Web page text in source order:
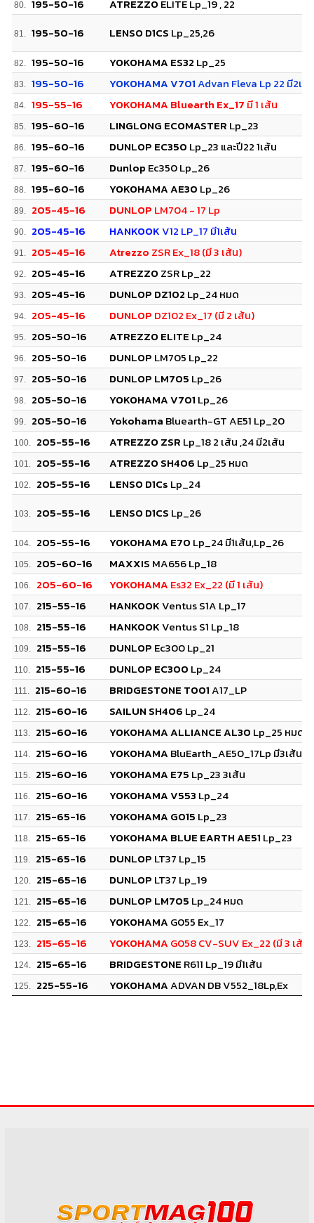
80. 195-50-16 ATREZZO ELITE Lp_19 , 22
81. 195-50-16 LENSO D1CS Lp_25,26
82. 195-50-16 YOKOHAMA ES32 Lp_25
83. 195-50-16 YOKOHAMA V701Advan Fleva Lp 22 มี2เส้
84. 195-55-16 YOKOHAMA Bluearth Ex_17 มี 1 เส้น
85. 195-60-16 LINGLONG ECOMASTER Lp_23
86. 195-60-16 DUNLOP EC350 Lp_23 และปี22 1เส้น
87. 195-60-16 Dunlop Ec350 Lp_26
88. 195-60-16 YOKOHAMA AE30 Lp_26
89. 205-45-16 DUNLOP LM704 - 17 Lp
90. 205-45-16 HANKOOKV12 LP_17 มี1เส้น
91. 205-45-16 Atrezzo ZSR Ex_18 (มี 3 เส้น)
92. 205-45-16 ATREZZO ZSR Lp_22
93. 205-45-16 DUNLOP DZ102 Lp_24 หมด
94. 205-45-16 DUNLOP DZ102 Ex_17 (มี 2 เส้น)
95. 205-50-16 ATREZZO ELITE Lp_24
96. 205-50-16 DUNLOP LM705 Lp_22
97. 205-50-16 DUNLOP LM705 Lp_26
98. 205-50-16 YOKOHAMA V701 Lp_26
99. 205-50-16 Yokohama Bluearth-GT AE51 Lp_20
100. 205-55-16 ATREZZO ZSR Lp_18 2 เส้น ,24 มี2เส้น
101. 205-55-16 ATREZZO SH406 Lp_25 หมด
102. 205-55-16 LENSO D1Cs Lp_24
103. 205-55-16 LENSO D1CS Lp_26
104. 205-55-16 YOKOHAMA E70 Lp_24 มี1เส้น,Lp_26
105. 205-60-16 MAXXIS MA656 Lp_18
106. 205-60-16 YOKOHAMA Es32 Ex_22 (มี 1 เส้น)
107. 215-55-16 HANKOOKVentus S1A Lp_17
108. 215-55-16 HANKOOKVentus S1 Lp_18
109. 215-55-16 DUNLOP Ec300 Lp_21
110. 215-55-16 DUNLOP EC300 Lp_24
111. 215-60-16 BRIDGESTONE T001A17_LP
112. 215-60-16 SAILUN SH406 Lp_24
113. 215-60-16 YOKOHAMA ALLIANCE AL30 Lp_25 หมด
114. 215-60-16 YOKOHAMA BluEarth_AE50_17Lp มี3เส้น
115. 215-60-16 YOKOHAMA E75 Lp_23 3เส้น
116. 215-60-16 YOKOHAMA V553 Lp_24
117. 215-65-16 YOKOHAMA G015 Lp_23
118. 215-65-16 YOKOHAMA BLUE EARTH AE51 Lp_23
119. 215-65-16 DUNLOP LT37 Lp_15
120. 215-65-16 DUNLOP LT37 Lp_19
121. 215-65-16 DUNLOP LM705 Lp_24 หมด
122. 215-65-16 YOKOHAMA G055 Ex_17
123. 215-65-16 YOKOHAMA G058 CV-SUV Ex_22 (มี 3 เส้น)
124. 215-65-16 BRIDGESTONE R611 Lp_19 มี1เส้น
125. 225-55-16 YOKOHAMAADVAN DB V552_18Lp,Ex